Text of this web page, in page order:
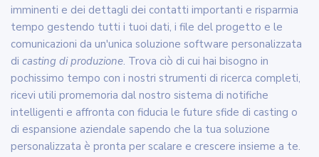
imminenti e dei dettagli dei contatti importanti e risparmia
tempo gestendo tutti i tuoi dati, i file del progetto e le
comunicazioni da un'unica soluzione software personalizzata
di casting di produzione. Trova ciò di cui hai bisogno in
pochissimo tempo con i nostri strumenti di ricerca completi,
ricevi utili promemoria dal nostro sistema di notifiche
intelligenti e affronta con fiducia le future sfide di casting o
di espansione aziendale sapendo che la tua soluzione
personalizzata è pronta per scalare e crescere insieme a te.